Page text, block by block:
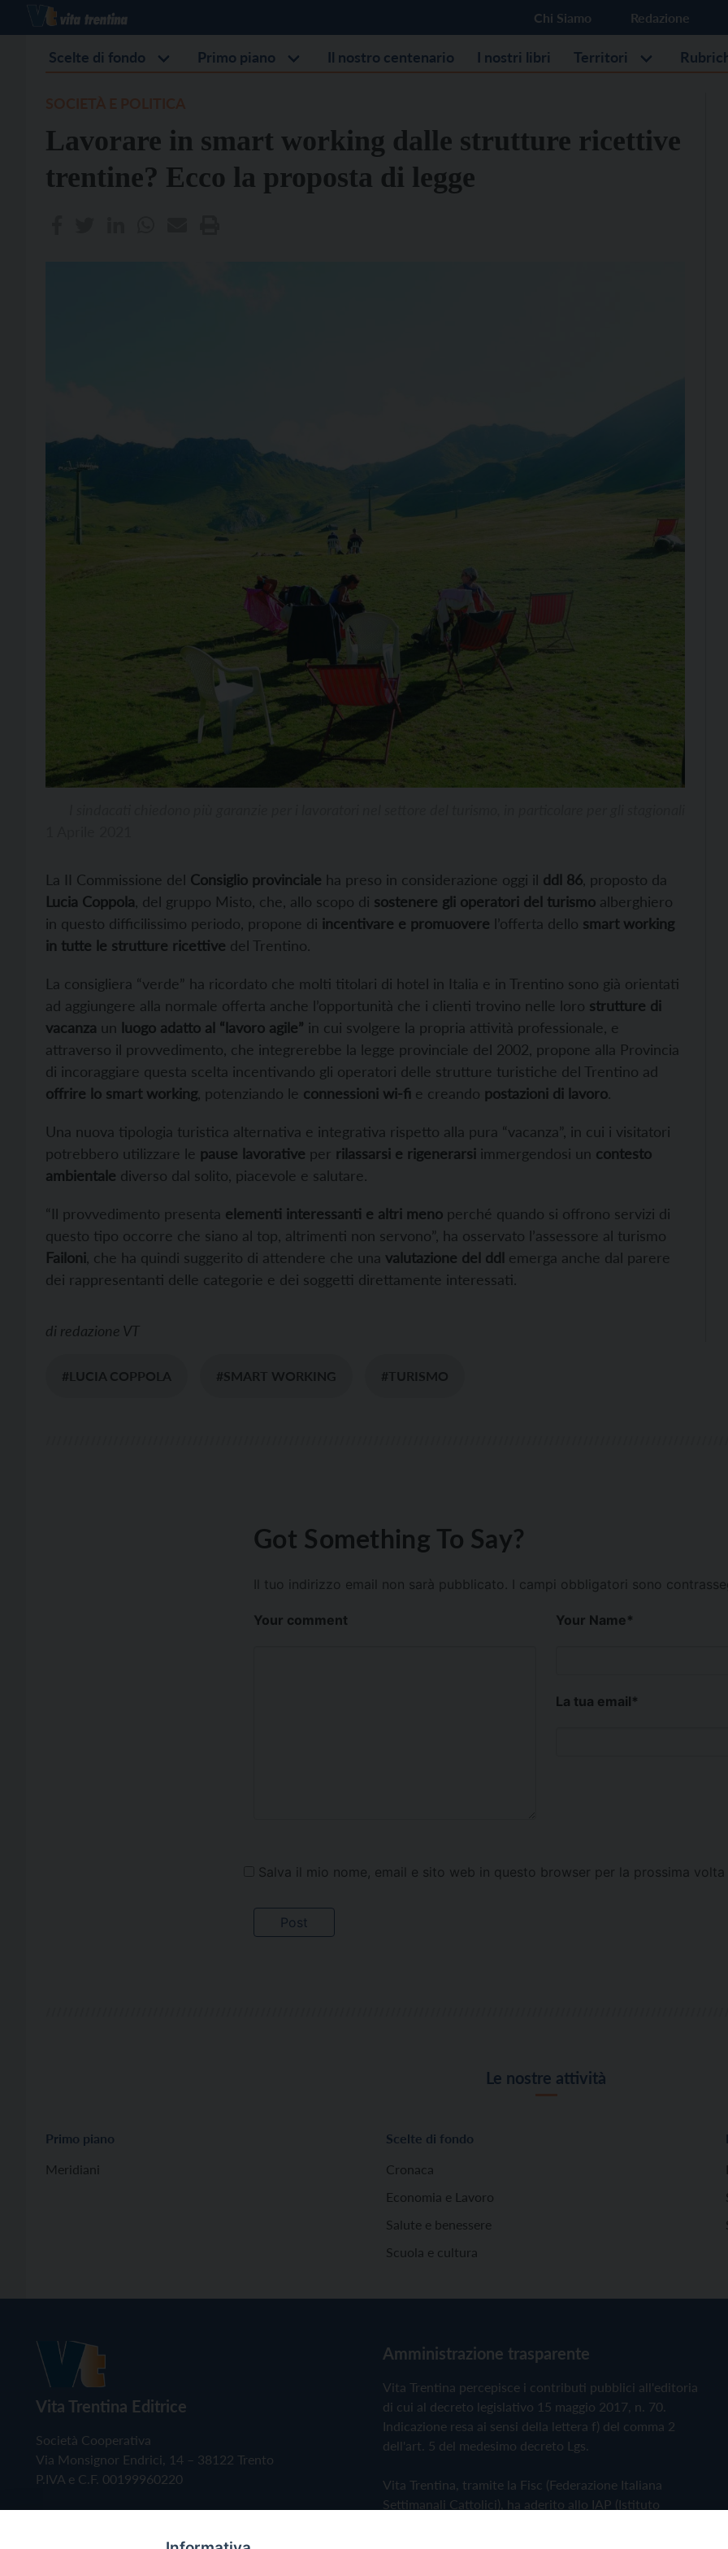
Chi Siamo Redazione
Scelte di fondo Primo piano Il nostro centenario I nostri libri Territori
Lavorare in smart working dalle strutture ricettive
trentine? Ecco la proposta di legge
La II Commissione del Consiglio provinciale ha preso in considerazione oggi il ddl 86 , proposto da
Lucia Coppola , del gruppo Misto, che, allo scopo di sostenere gli operatori del turismo alberghiero
in questo difficilissimo periodo, propone di incentivare e promuovere l’offerta dello smart working
in tutte le strutture ricettive del Trentino.
La consigliera “verde” ha ricordato che molti titolari di hotel in Italia e in Trentino sono già orientati
ad aggiungere alla normale offerta anche l’opportunità che i clienti trovino nelle loro strutture di
vacanza un luogo adatto al “lavoro agile” in cui svolgere la propria attività professionale, e
attraverso il provvedimento, che integrerebbe la legge provinciale del 2002, propone alla Provincia
di incoraggiare questa scelta incentivando gli operatori delle strutture turistiche del Trentino ad
offrire lo smart working , potenziando le connessioni wi-fi e creando postazioni di lavoro.
Una nuova tipologia turistica alternativa e integrativa rispetto alla pura “vacanza”, in cui i visitatori
potrebbero utilizzare le pause lavorative per rilassarsi e rigenerarsi immergendosi un contesto
ambientale diverso dal solito, piacevole e salutare.
“Il provvedimento presenta elementi interessanti e altri meno perché quando si offrono servizi di
questo tipo occorre che siano al top, altrimenti non servono”, ha osservato l’assessore al turismo
Failoni , che ha quindi suggerito di attendere che una valutazione del ddl emerga anche dal parere
dei rappresentanti delle categorie e dei soggetti direttamente interessati.
di redazione VT
#LUCIA COPPOLA #SMART WORKING #TURISMO
Got Something To Say?
Il tuo indirizzo email non sarà pubblicato. I campi obbligatori sono
Your comment Your Name*
La tua email*
Salva il mio nome, email e sito web in questo browser per la prossima
Le nostre attività
Primo piano
Meridiani
Scelte di fondo
Cronaca
Economia e Lavoro
Salute e benessere
Scuola e cultura
Vita Trentina Editrice
Società Cooperativa
Via Monsignor Endrici, 14 – 38122 Trento
P.IVA e C.F. 00199960220
Amministrazione trasparente
Vita Trentina percepisce i contributi pubblici all'editoria
di cui al decreto legislativo 15 maggio 2017, n. 70.
Indicazione resa ai sensi della lettera f) del comma 2
dell'art. 5 del medesimo decreto Lgs.
Vita Trentina, tramite la Fisc (Federazione Italiana
Settimanali Cattolici), ha aderito allo IAP (Istituto